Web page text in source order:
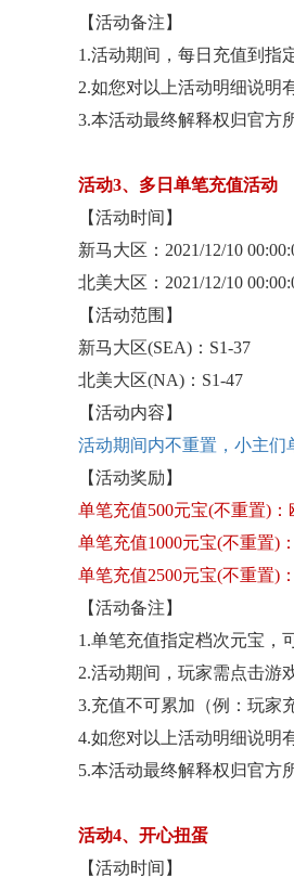
【活动备注】
1.活动期间，每日充值到指
2.如您对以上活动明细说明
3.本活动最终解释权归官方
活动3、多日单笔充值活动
【活动时间】
新马大区： 2021/12/10
北美大区： 2021/12/10
【活动范围】
新马大区(SEA)：S1-37
北美大区(NA)：S1-47
【活动内容】
活动期间内不重置，小主们
【活动奖励】
单笔充值500元宝(不重置)
单笔充值1000元宝(不重置)
单笔充值2500元宝(不重置)
【活动备注】
1.单笔充值指定档次元宝，
2.活动期间，玩家需点击游
3.充值不可累加（例：玩家
4.如您对以上活动明细说明
5.本活动最终解释权归官方
活动4、开心扭蛋
【活动时间】